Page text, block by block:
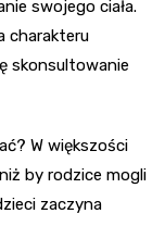
swojego ciała.
charakteru
skonsultowanie
W większości
by rodzice mogli
zaczyna